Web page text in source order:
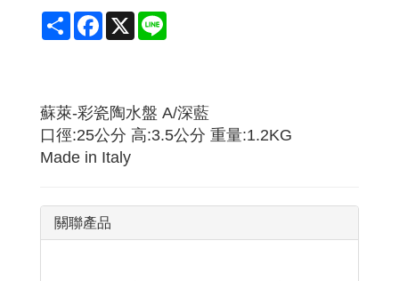
Share Facebook
X
蘇萊-彩瓷陶水盤 A/深藍
口徑:25公分 高:3.5公分 重量:1.2KG
Made in Italy
關聯產品